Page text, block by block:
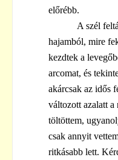
előrébb.
A szél
hajamból, mire
kezdtek a
arcomat, és
akárcsak az idős
változott azalatt a
töltöttem,
csak annyit
ritkásabb lett.